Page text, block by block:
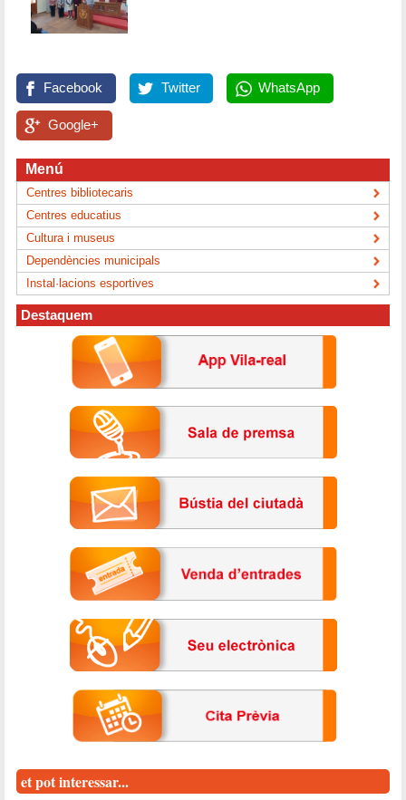
Facebook Twitter WhatsApp
Google+
Menú
Centres bibliotecaris
Centres educatius
Cultura i museus
Dependències municipals
Instal·lacions esportives
Destaquem
et pot interessar...